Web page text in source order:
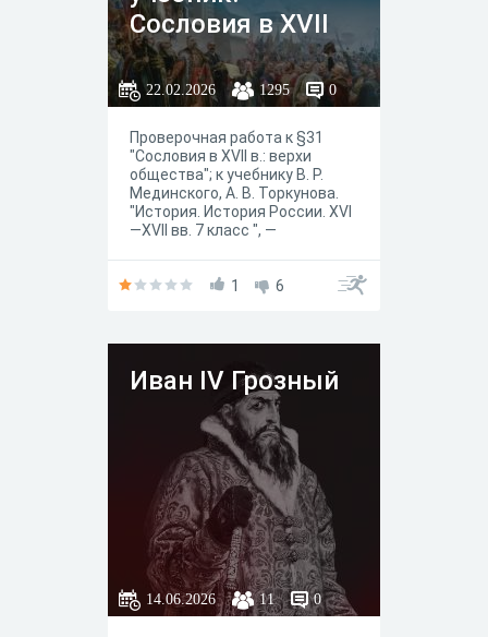
Сословия в XVII
в.: верхи
общества
22.02.2026 1295 0
Проверочная работа к §31
"Сословия в XVII в.: верхи
общества"; к учебнику В. Р.
Мединского, А. В. Торкунова.
"История. История России. XVI
—XVII вв. 7 класс ", —
год.
1 6
Иван IV Грозный
14.06.2026 11 0